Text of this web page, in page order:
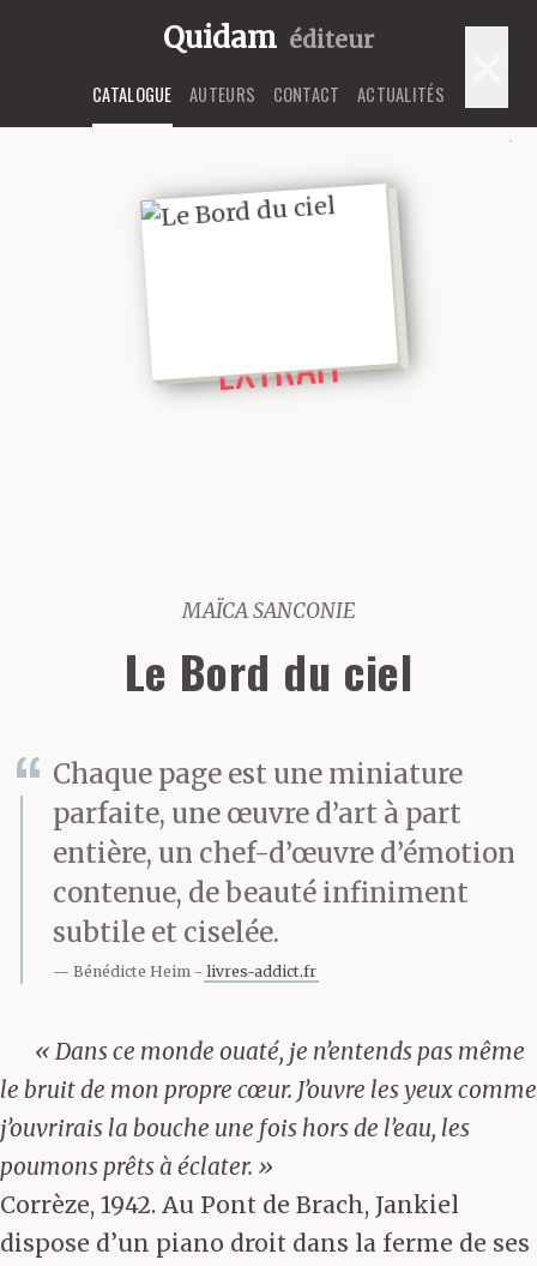
Quidam éditeur
CATALOGUE AUTEURS CONTACT ACTUALITÉS
EXTRAIT
MAÏCA SANCONIE
Le Bord du ciel
Chaque page est une miniature
parfaite, une œuvre d’art à part
entière, un chef-d’œuvre d’émotion
contenue, de beauté infiniment
subtile et ciselée.
Bénédicte Heim livres-addict.fr
« Dans ce monde ouaté, je n’entends pas même
le bruit de mon propre cœur. J’ouvre les yeux comme
j’ouvrirais la bouche une fois hors de l’eau, les
poumons prêts à éclater. »
Corrèze, 1942. Au Pont de Brach, Jankiel
dispose d’un piano droit dans la ferme de ses